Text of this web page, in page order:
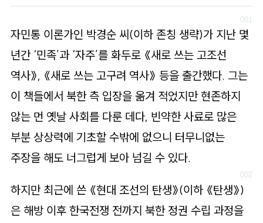
자민통 이론가인 박경순 씨(이하 존칭 생략)가 지난 몇
년간 ‘민족’과 ‘자주’를 화두로 《새로 쓰는 고조선
역사》, 《새로 쓰는 고구려 역사》 등을 출간했다. 그는
이 책들에서 북한 측 입장을 옮겨 적었지만 현존하지
않는 먼 옛날 사회를 다룬 데다, 빈약한 사료로 많은
부분 상상력에 기초할 수밖에 없으니 터무니없는
주장을 해도 너그럽게 보아 넘길 수 있다.
하지만 최근에 쓴 《현대 조선의 탄생》(이하 《탄생》)
은 해방 이후 한국전쟁 전까지 북한 정권 수립 과정을